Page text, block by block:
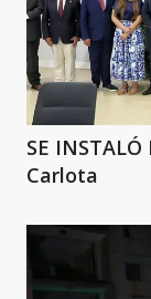
SE INSTALÓ
Carlota